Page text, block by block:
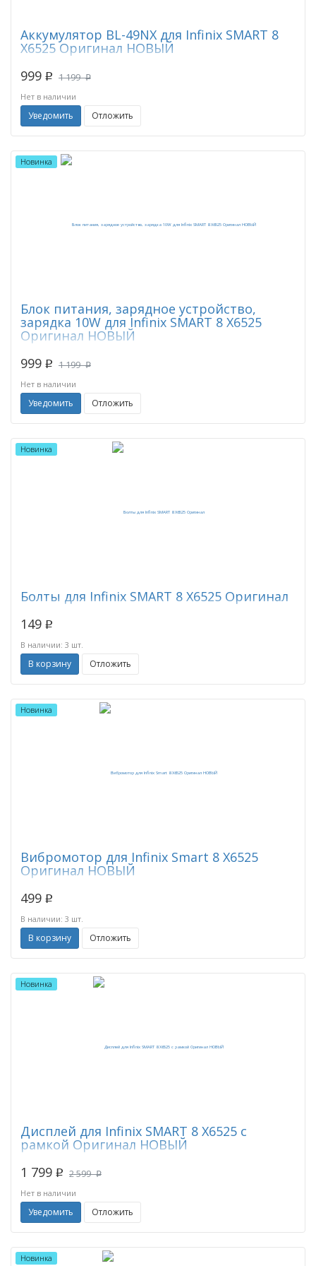
Аккумулятор BL-49NX для Infinix SMART 8
X6525 Оригинал НОВЫЙ
999 p 1 199 p
Нет в наличии
Уведомить Отложить
Новинка
Блок питания, зарядное устройство,
зарядка 10W для Infinix SMART 8 X6525
Оригинал НОВЫЙ
999 p 1 199 p
Нет в наличии
Уведомить Отложить
Новинка
Болты для Infinix SMART 8 X6525 Оригинал
149 p
В наличии: 3 шт.
В корзину Отложить
Новинка
Вибромотор для Infinix Smart 8 X6525
Оригинал НОВЫЙ
499 p
В наличии: 3 шт.
В корзину Отложить
Новинка
Дисплей для Infinix SMART 8 X6525 с
рамкой Оригинал НОВЫЙ
1 799 p 2 599 p
Нет в наличии
Уведомить Отложить
Новинка